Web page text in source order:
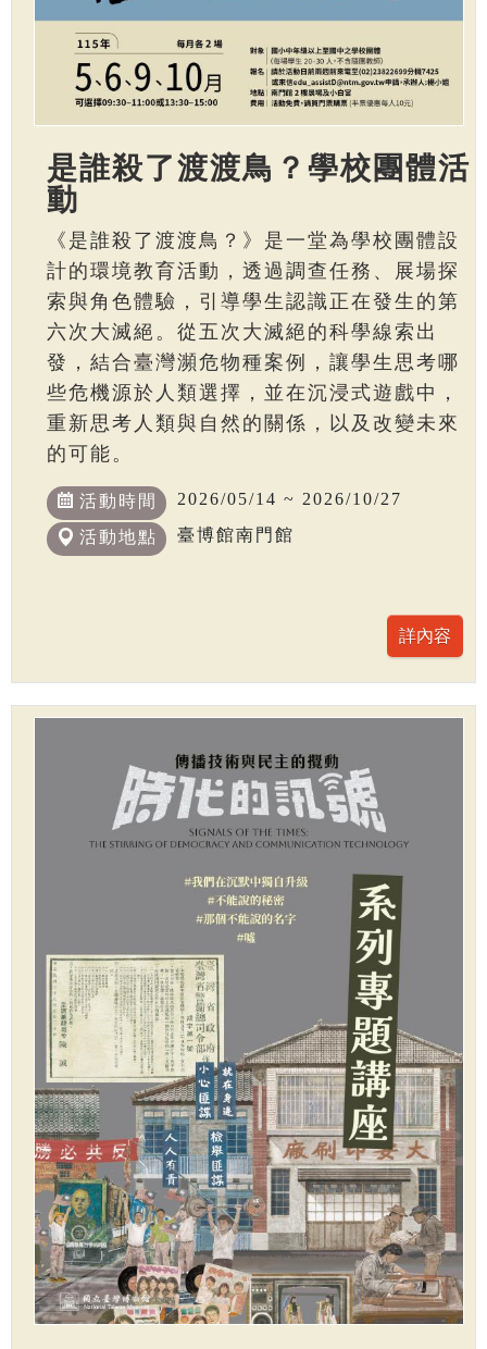
是誰殺了渡渡鳥？學校團體活
動
《是誰殺了渡渡鳥？》是一堂為學校團體設
計的環境教育活動，透過調查任務、展場探
索與角色體驗，引導學生認識正在發生的第
六次大滅絕。從五次大滅絕的科學線索出
發，結合臺灣瀕危物種案例，讓學生思考哪
些危機源於人類選擇，並在沉浸式遊戲中，
重新思考人類與自然的關係，以及改變未來
的可能。
活動時間 2026/05/14 ~ 2026/10/27
活動地點 臺博館南門館